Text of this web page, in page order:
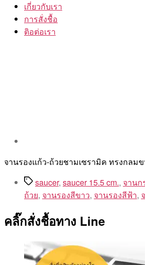
เกี่ยวกับเรา
การสั่งชื้อ
ติอต่อเรา
Aea
จานรองแก้ว-ถ้วยชามเซรามิค ทรงกลม
Tagssaucer, saucer 15.5 cm., จานก
ถ้วย, จานรองสีขาว, จานรองสีฟ้า,
คลิ๊กสั่งชื้อทาง Line